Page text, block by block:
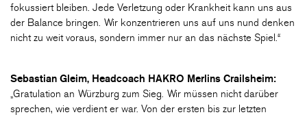
fokussiert bleiben. Jede Verletzung oder Krankheit kann uns aus
der Balance bringen. Wir konzentrieren uns auf uns nund denken
nicht zu weit voraus, sondern immer nur an das nächste Spiel.“
Sebastian Gleim, Headcoach HAKRO Merlins Crailsheim:
„Gratulation an Würzburg zum Sieg. Wir müssen nicht darüber
sprechen, wie verdient er war. Von der ersten bis zur letzten